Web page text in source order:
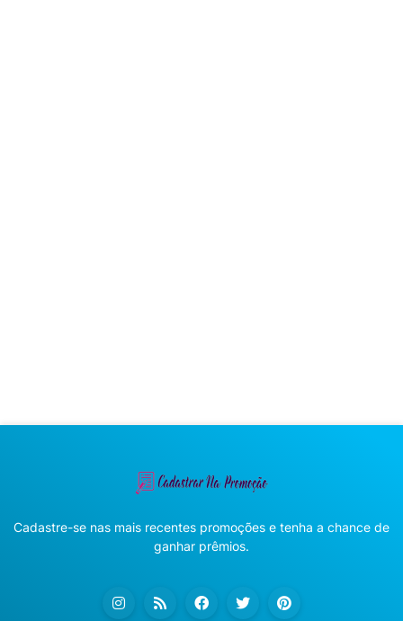
Cadastre-se nas mais recentes promoções e tenha a chance de
ganhar prêmios.